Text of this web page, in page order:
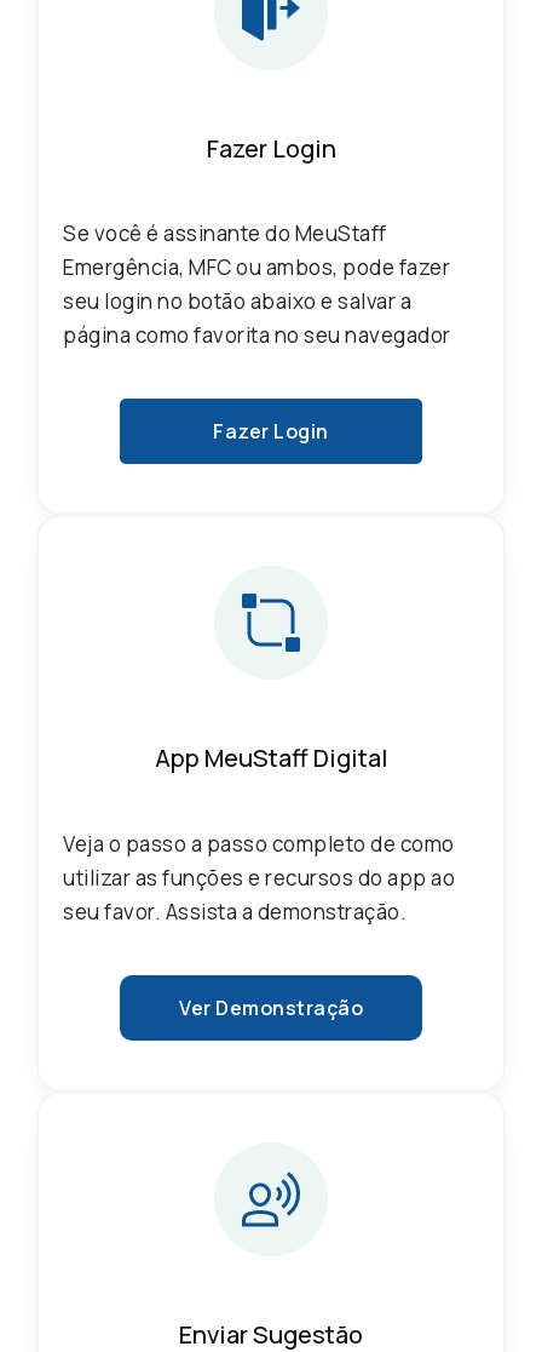
Fazer Login
Se você é assinante do MeuStaff
Emergência, MFC ou ambos, pode fazer
seu login no botão abaixo e salvar a
página como favorita no seu navegador
Fazer Login
App MeuStaff Digital
Veja o passo a passo completo de como
utilizar as funções e recursos do app ao
seu favor. Assista a demonstração.
Ver Demonstração
Enviar Sugestão